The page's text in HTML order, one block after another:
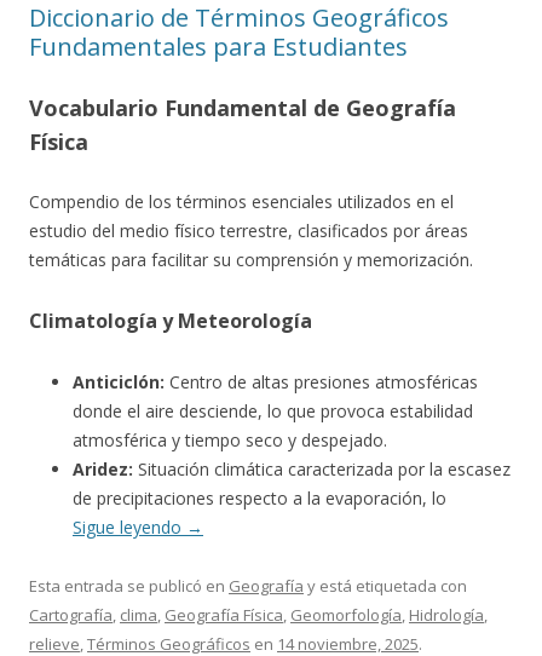
Diccionario de Términos Geográficos
Fundamentales para Estudiantes
Vocabulario Fundamental de Geografía
Física
Compendio de los términos esenciales utilizados en el
estudio del medio físico terrestre, clasificados por áreas
temáticas para facilitar su comprensión y memorización.
Climatología y Meteorología
Anticiclón: Centro de altas presiones atmosféricas
donde el aire desciende, lo que provoca estabilidad
atmosférica y tiempo seco y despejado.
Aridez: Situación climática caracterizada por la escasez
de precipitaciones respecto a la evaporación, lo
Sigue leyendo →
Esta entrada se publicó en Geografía y está etiquetada con
Cartografía, clima, Geografía Física, Geomorfología, Hidrología,
relieve,Términos Geográficos en 14 noviembre, 2025.